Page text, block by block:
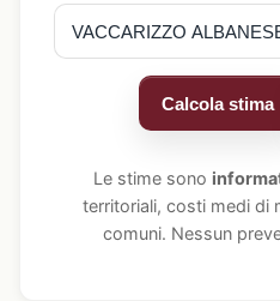
Calcola stima
Le stime sono
territoriali, costi medi di
comuni. Nessun